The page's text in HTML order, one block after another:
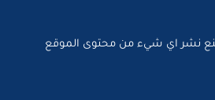
نشر اي شيء من محتوى الموقع